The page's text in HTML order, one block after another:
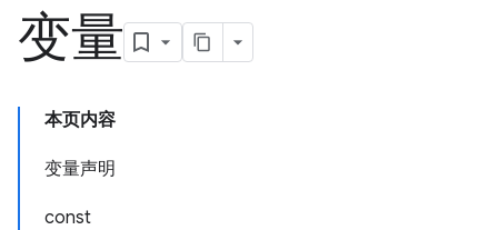
变量
本页内容
变量声明
const